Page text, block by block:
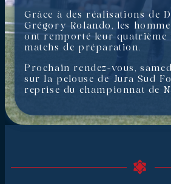
Grâce à des réalisations de
Grégory Rolando, les
ont remporté leur quatrième
matchs de préparation.
Prochain rendez-vous,
sur la pelouse de Jura Sud
reprise du championnat de